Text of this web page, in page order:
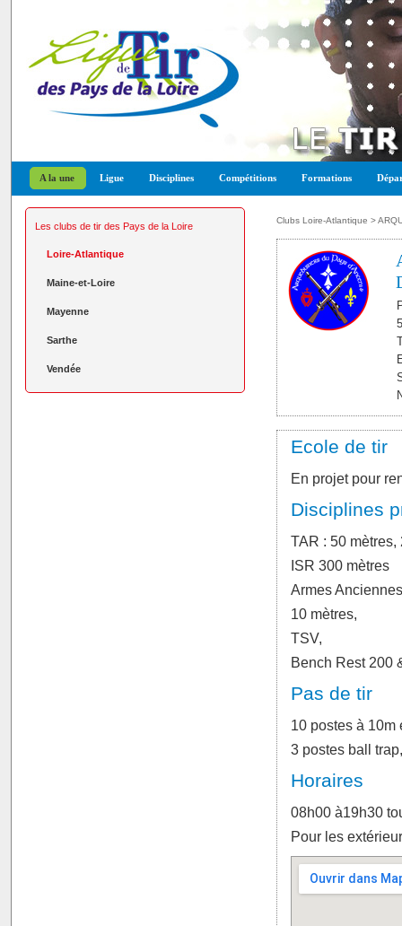
A la une Ligue Disciplines Compétitions Formations
Les clubs de tir des Pays de la Loire
Loire-Atlantique
Maine-et-Loire
Mayenne
Sarthe
Vendée
Clubs Loire-Atlantique >
Ecole de tir
En projet pour
Disciplines
TAR : 50 mètres,
ISR 300 mètres
Armes
10 mètres,
TSV,
Bench Rest 200
Pas de tir
10 postes à 10m
3 postes ball
Horaires
08h00 à19h30
Pour les